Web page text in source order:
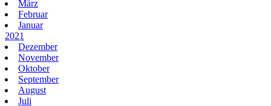
März
Februar
Januar
2021
Dezember
November
Oktober
September
August
Juli